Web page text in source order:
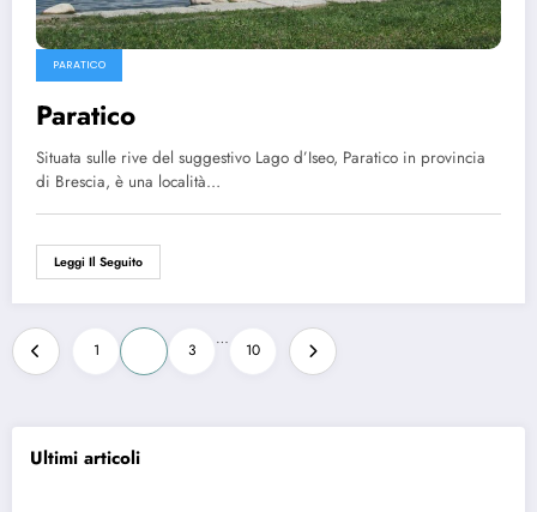
PARATICO
Paratico
Situata sulle rive del suggestivo Lago d’Iseo, Paratico in provincia
di Brescia, è una località…
Leggi Il Seguito
Paginazione
degli
articoli
1 3
…
10
Ultimi articoli